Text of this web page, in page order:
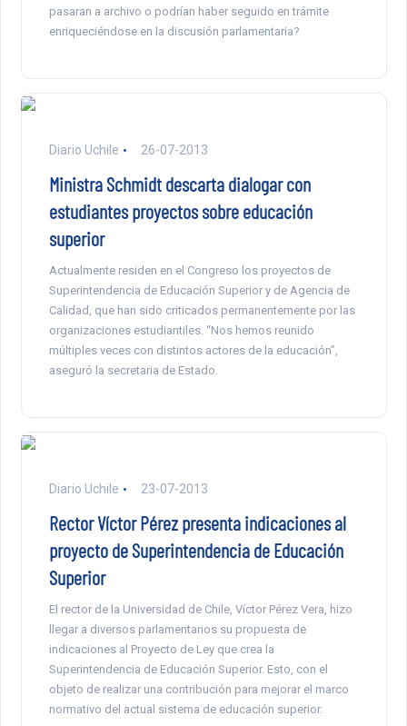
pasaran a archivo o podrían haber seguido en trámite
enriqueciéndose en la discusión parlamentaria?
Diario Uchile 26-07-2013
Ministra Schmidt descarta dialogar con
estudiantes proyectos sobre educación
superior
Actualmente residen en el Congreso los proyectos de
Superintendencia de Educación Superior y de Agencia de
Calidad, que han sido criticados permanentemente por las
organizaciones estudiantiles. “Nos hemos reunido
múltiples veces con distintos actores de la educación”,
aseguró la secretaria de Estado.
Diario Uchile 23-07-2013
Rector Víctor Pérez presenta indicaciones al
proyecto de Superintendencia de Educación
Superior
El rector de la Universidad de Chile, Víctor Pérez Vera, hizo
llegar a diversos parlamentarios su propuesta de
indicaciones al Proyecto de Ley que crea la
Superintendencia de Educación Superior. Esto, con el
objeto de realizar una contribución para mejorar el marco
normativo del actual sistema de educación superior.